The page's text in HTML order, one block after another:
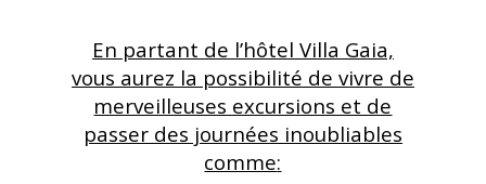
En partant de l’hôtel Villa Gaia,
vous aurez la possibilité de vivre de
merveilleuses excursions et de
passer des journées inoubliables
comme: